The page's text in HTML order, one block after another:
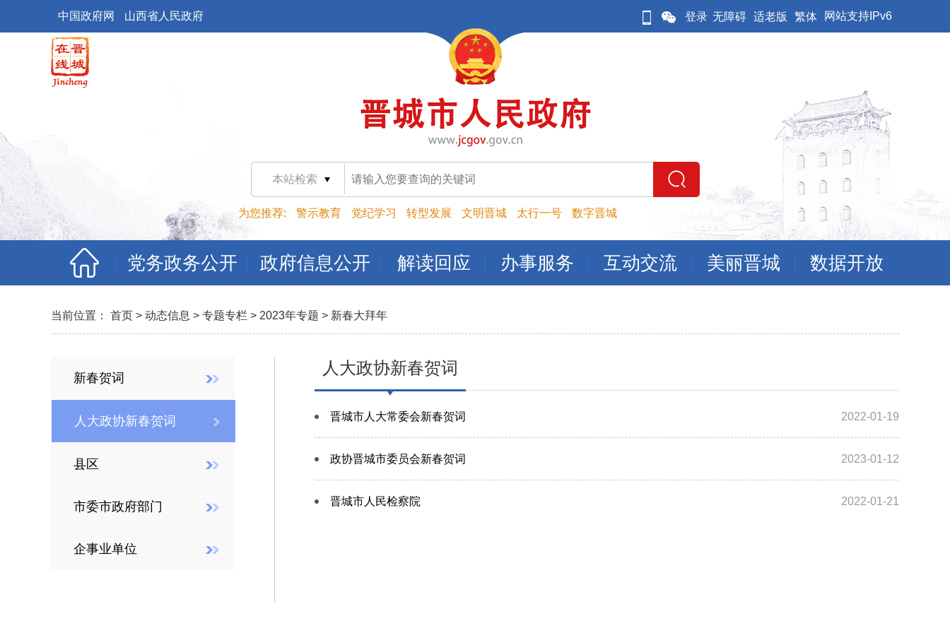
中国政府网 山西省人民政府 登录 无障碍 适老版 繁体 网站支持IPv6
本站检索
为您推荐: 警示教育 党纪学习 转型发展 文明晋城 太行一号 数字晋城
党务政务公开 政府信息公开 解读回应 办事服务 互动交流 美丽晋城 数据开放
当前位置： 首页 > 动态信息 > 专题专栏 > 2023年专题 > 新春大拜年
新春贺词
人大政协新春贺词
县区
市委市政府部门
企事业单位
人大政协新春贺词
2022-01-19
晋城市人大常委会新春贺词
2023-01-12
政协晋城市委员会新春贺词
2022-01-21
晋城市人民检察院